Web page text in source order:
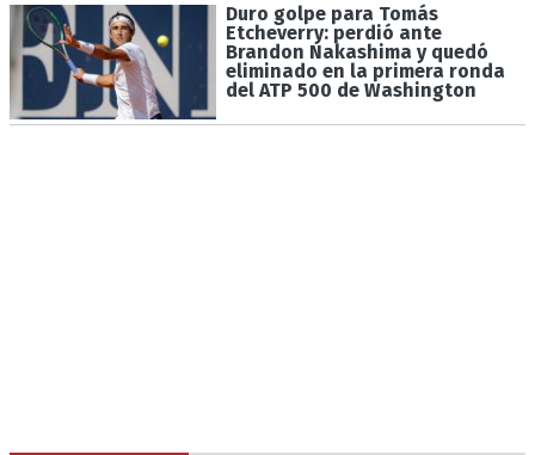
Duro golpe para Tomás
Etcheverry: perdió ante
Brandon Nakashima y quedó
eliminado en la primera ronda
del ATP 500 de Washington